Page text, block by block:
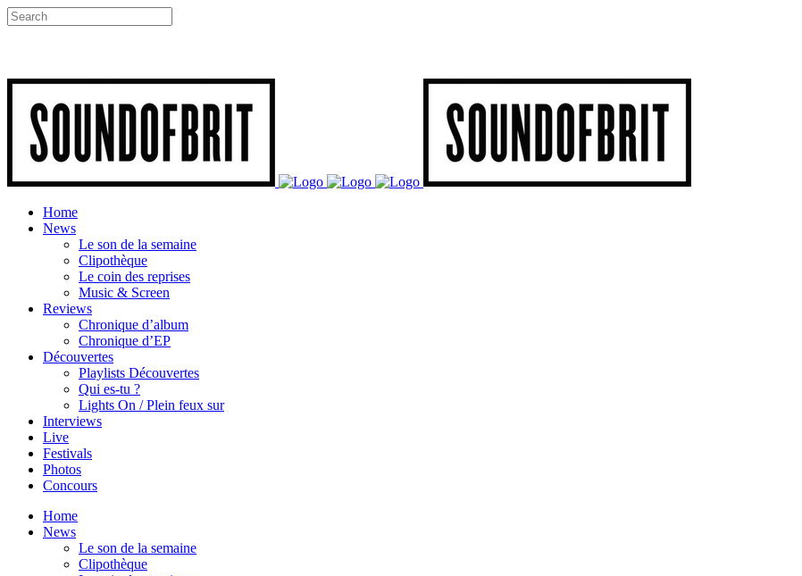
Home
News
Le son de la semaine
Clipothèque
Le coin des reprises
Music & Screen
Reviews
Chronique d’album
Chronique d’EP
Découvertes
Playlists Découvertes
Qui es-tu ?
Lights On / Plein feux sur
Interviews
Live
Festivals
Photos
Concours
Home
News
Le son de la semaine
Clipothèque